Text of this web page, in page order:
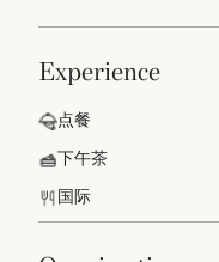
experience
点餐
下午茶
国际